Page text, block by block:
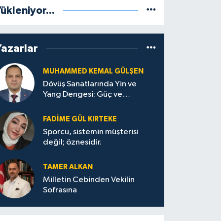
MUHAMMED KEMAL GÜLŞEN
Dövüş Sanatlarında Yin ve
Yang Dengesi: Güç ve
FADIME GÜL KIRTEKE
Sporcu, sistemin müşterisi
değil; öznesidir.
TAMER ALKAN
Milletin Cebinden Vekilin
Sofrasına